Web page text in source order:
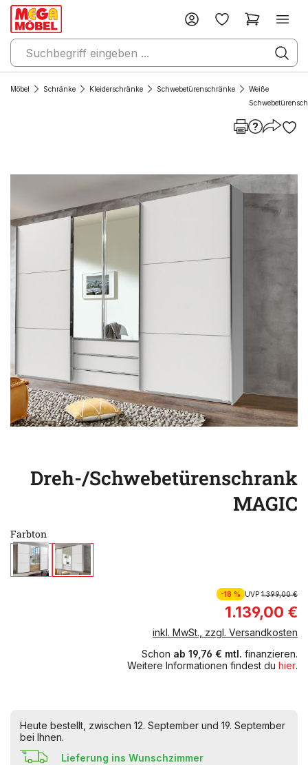
Möbel Schränke Kleiderschränke Schwebetürenschränke
Weiße
Dreh-/Schwebetürenschrank
MAGIC
Farbton
-18 % UVP1.399,00 €
1.139,00 €
inkl. MwSt., zzgl. Versandkosten
Schon ab 19,76 € mtl. finanzieren.
Weitere Informationen findest du hier.
Heute bestellt, zwischen 12. September und 19. September
bei Ihnen.
Lieferung ins Wunschzimmer